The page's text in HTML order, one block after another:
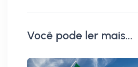
Você pode ler mais...